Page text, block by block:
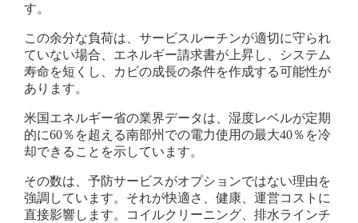
す。
この余分な負荷は、サービスルーチンが適切に守られ
ていない場合、エネルギー請求書が上昇し、システム
寿命を短くし、カビの成長の条件を作成する可能性が
あります。
米国エネルギー省の業界データは、湿度レベルが定期
的に60％を超える南部州での電力使用の最大40％を冷
却できることを示しています。
その数は、予防サービスがオプションではない理由を
強調しています。それが快適さ、健康、運営コストに
直接影響します。コイルクリーニング、排水ラインチ